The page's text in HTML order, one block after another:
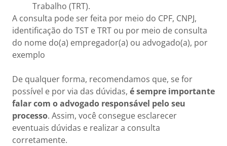
Trabalho (TRT).
A consulta pode ser feita por meio do CPF, CNPJ,
identificação do TST e TRT ou por meio de consulta
do nome do(a) empregador(a) ou advogado(a), por
exemplo
De qualquer forma, recomendamos que, se for
possível e por via das dúvidas, é sempre importante
falar com o advogado responsável pelo seu
processo. Assim, você consegue esclarecer
eventuais dúvidas e realizar a consulta
corretamente.